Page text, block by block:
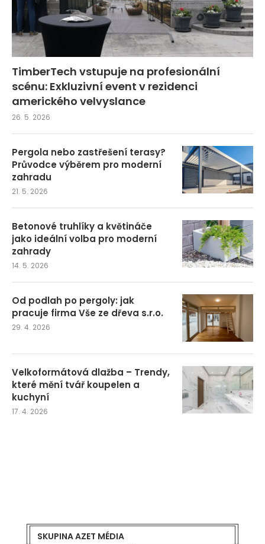
TimberTech vstupuje na profesionální
scénu: Exkluzivní event v rezidenci
amerického velvyslance
26. 5. 2026
Pergola nebo zastřešení terasy?
Průvodce výběrem pro moderní
zahradu
21. 5. 2026
Betonové truhlíky a květináče
jako ideální volba pro moderní
zahrady
14. 5. 2026
Od podlah po pergoly: jak
pracuje firma Vše ze dřeva s.r.o.
29. 4. 2026
Velkoformátová dlažba – Trendy,
které mění tvář koupelen a
kuchyní
17. 4. 2026
SKUPINA AZET MÉDIA